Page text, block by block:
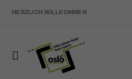
HERZLICH WILLKOMMEN